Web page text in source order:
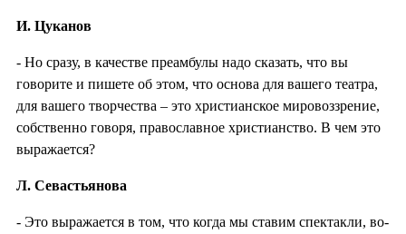
И. Цуканов
- Но сразу, в качестве преамбулы надо сказать, что вы
говорите и пишете об этом, что основа для вашего театра,
для вашего творчества – это христианское мировоззрение,
собственно говоря, православное христианство. В чем это
выражается?
Л. Севастьянова
- Это выражается в том, что когда мы ставим спектакли, во-